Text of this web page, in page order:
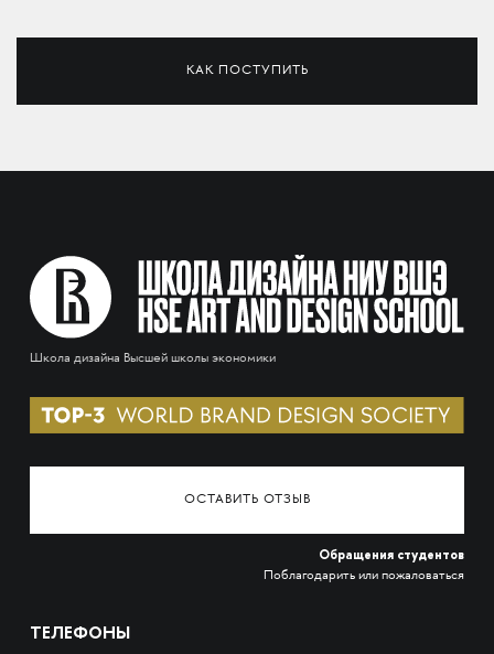
КАК ПОСТУПИТЬ
Школа дизайна Высшей школы экономики
ОСТАВИТЬ ОТЗЫВ
Обращения студентов
Поблагодарить или пожаловаться
ТЕЛЕФОНЫ